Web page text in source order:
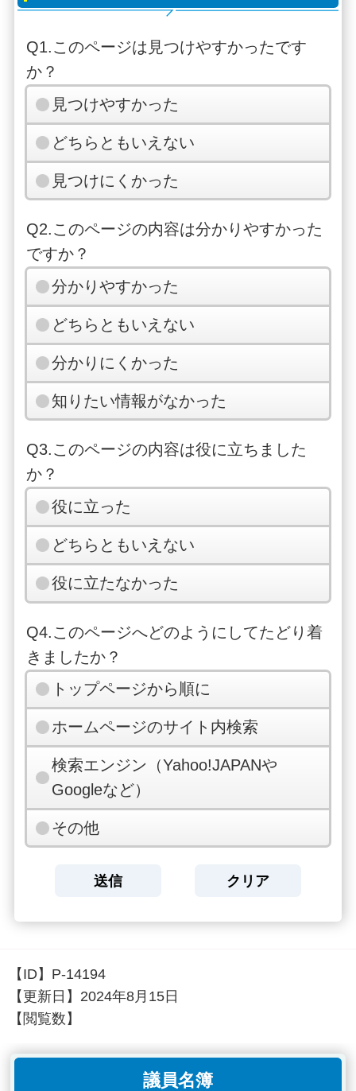
Q1.このページは見つけやすかったです
か？
見つけやすかった
どちらともいえない
見つけにくかった
Q2.このページの内容は分かりやすかった
ですか？
分かりやすかった
どちらともいえない
分かりにくかった
知りたい情報がなかった
Q3.このページの内容は役に立ちました
か？
役に立った
どちらともいえない
役に立たなかった
Q4.このページへどのようにしてたどり着
きましたか？
トップページから順に
ホームページのサイト内検索
検索エンジン（Yahoo!JAPANや
Googleなど）
その他
【ID】 P-14194
【更新日】 2024年8月15日
【閲覧数】
議員名簿